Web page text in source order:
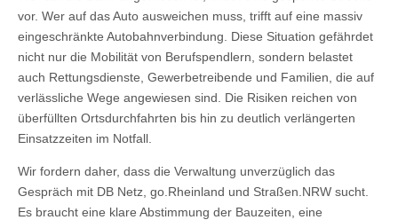
vor. Wer auf das Auto ausweichen muss, trifft auf eine massiv
eingeschränkte Autobahnverbindung. Diese Situation gefährdet
nicht nur die Mobilität von Berufspendlern, sondern belastet
auch Rettungsdienste, Gewerbetreibende und Familien, die auf
verlässliche Wege angewiesen sind. Die Risiken reichen von
überfüllten Ortsdurchfahrten bis hin zu deutlich verlängerten
Einsatzzeiten im Notfall.
Wir fordern daher, dass die Verwaltung unverzüglich das
Gespräch mit DB Netz, go.Rheinland und Straßen.NRW sucht.
Es braucht eine klare Abstimmung der Bauzeiten, eine